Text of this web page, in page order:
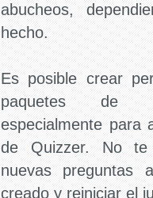
abucheos,
hecho.
Es posible crear
paquetes de
especialmente para
de Quizzer. No
nuevas preguntas
creado y reiniciar el